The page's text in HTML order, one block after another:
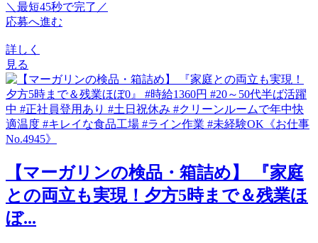
＼最短45秒で完了／
応募へ進む
詳しく
見る
【マーガリンの検品・箱詰め】 『家庭
との両立も実現！夕方5時まで＆残業ほ
ぼ...